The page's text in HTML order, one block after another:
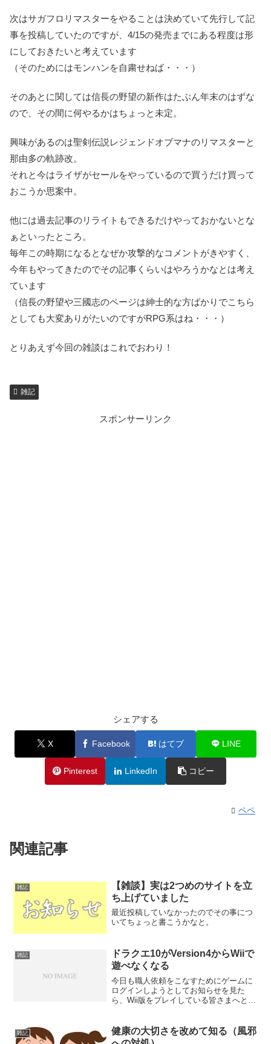
次はサガフロリマスターをやることは決めていて先行して記
事を投稿していたのですが、4/15の発売までにある程度は形
にしておきたいと考えています
（そのためにはモンハンを自粛せねば・・・）
そのあとに関しては信長の野望の新作はたぶん年末のはずな
ので、その間に何やるかはちょっと未定。
興味があるのは聖剣伝説レジェンドオブマナのリマスターと
那由多の軌跡改。
それと今はライザがセールをやっているので買うだけ買って
おこうか思案中。
他には過去記事のリライトもできるだけやっておかないとな
ぁといったところ。
毎年この時期になるとなぜか攻撃的なコメントがきやすく、
今年もやってきたのでその記事くらいはやろうかなとは考え
ています
（信長の野望や三國志のページは紳士的な方ばかりでこちら
としても大変ありがたいのですがRPG系はね・・・）
とりあえず今回の雑談はこれでおわり！
雑記
スポンサーリンク
シェアする
X Facebook はてブ LINE
Pinterest LinkedIn コピー
ペペ
関連記事
雑記
【雑談】実は2つめのサイトを立
ち上げていました
最近投稿していなかったのでその事につ
いてちょっと書こうかなと。
雑記
ドラクエ10がVersion4からWiiで
遊べなくなる
今日も職人依頼をこなすためにゲームに
ログインしようとしてお知らせを見た
ら、Wii版をプレイしている皆さまへとい
雑記
健康の大切さを改めて知る（風邪